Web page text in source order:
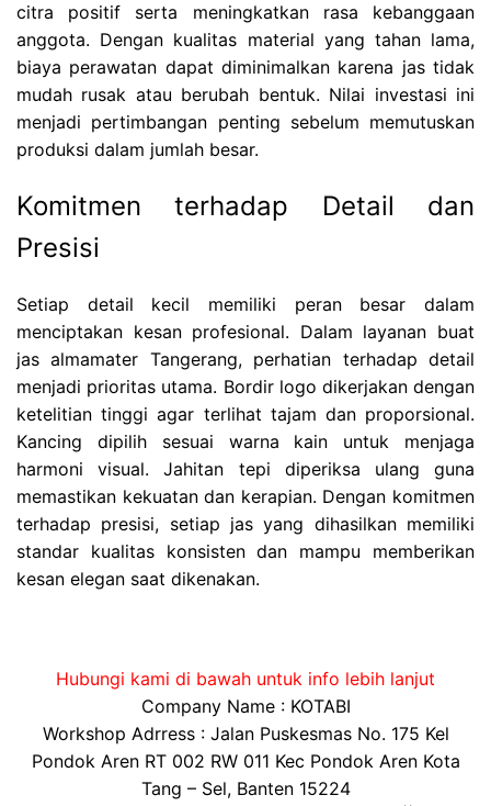
citra positif serta meningkatkan rasa kebanggaan
anggota. Dengan kualitas material yang tahan lama,
biaya perawatan dapat diminimalkan karena jas tidak
mudah rusak atau berubah bentuk. Nilai investasi ini
menjadi pertimbangan penting sebelum memutuskan
produksi dalam jumlah besar.
Komitmen terhadap Detail dan
Presisi
Setiap detail kecil memiliki peran besar dalam
menciptakan kesan profesional. Dalam layanan buat
jas almamater Tangerang, perhatian terhadap detail
menjadi prioritas utama. Bordir logo dikerjakan dengan
ketelitian tinggi agar terlihat tajam dan proporsional.
Kancing dipilih sesuai warna kain untuk menjaga
harmoni visual. Jahitan tepi diperiksa ulang guna
memastikan kekuatan dan kerapian. Dengan komitmen
terhadap presisi, setiap jas yang dihasilkan memiliki
standar kualitas konsisten dan mampu memberikan
kesan elegan saat dikenakan.
Hubungi kami di bawah untuk info lebih lanjut
Company Name : KOTABI
Workshop Adrress : Jalan Puskesmas No. 175 Kel
Pondok Aren RT 002 RW 011 Kec Pondok Aren Kota
Tang – Sel, Banten 15224